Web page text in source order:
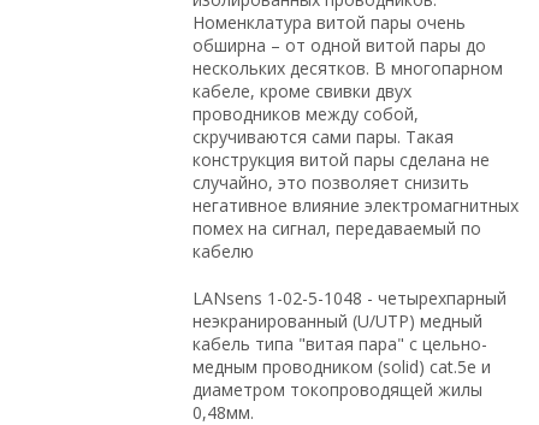
Номенклатура витой пары очень
обширна – от одной витой пары до
нескольких десятков. В многопарном
кабеле, кроме свивки двух
проводников между собой,
скручиваются сами пары. Такая
конструкция витой пары сделана не
случайно, это позволяет снизить
негативное влияние электромагнитных
помех на сигнал, передаваемый по
кабелю
LANsens 1-02-5-1048 - четырехпарный
неэкранированный (U/UTP) медный
кабель типа "витая пара" с цельно-
медным проводником (solid) cat.5e и
диаметром токопроводящей жилы
0,48мм.